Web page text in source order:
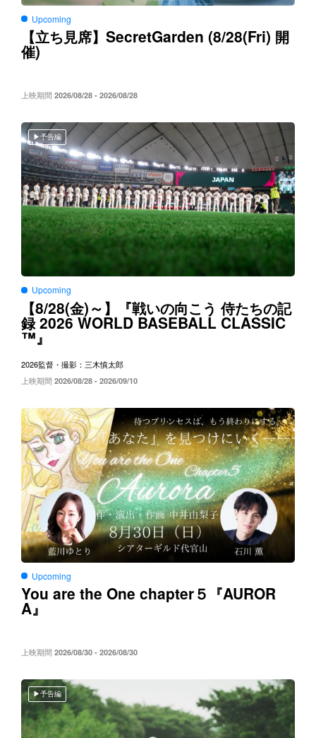
Upcoming
【立ち見席】 SecretGarden (8/28(Fri) 開
催)
上映期間 2026/08/28 - 2026/08/28
予告編
Upcoming
【8/28(金)～】『戦いの向こう 侍たちの記
録2026 WORLD BASEBALL CLASSIC
™』
2026監督・撮影：三木慎太郎
上映期間 2026/08/28 - 2026/09/10
Upcoming
You are the One chapter５ 『AUROR
A』
上映期間 2026/08/30 - 2026/08/30
予告編